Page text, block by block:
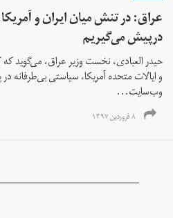
عراق: در تنش میان ایران و
درپیش ‌می‌گیریم
حیدر العبادی، نخست وزیر عراق، می‌گوید
و ایالات متحده آمریکا، سیاستی
وب‌سایت...
۸ فروردین ۱۳۹۷